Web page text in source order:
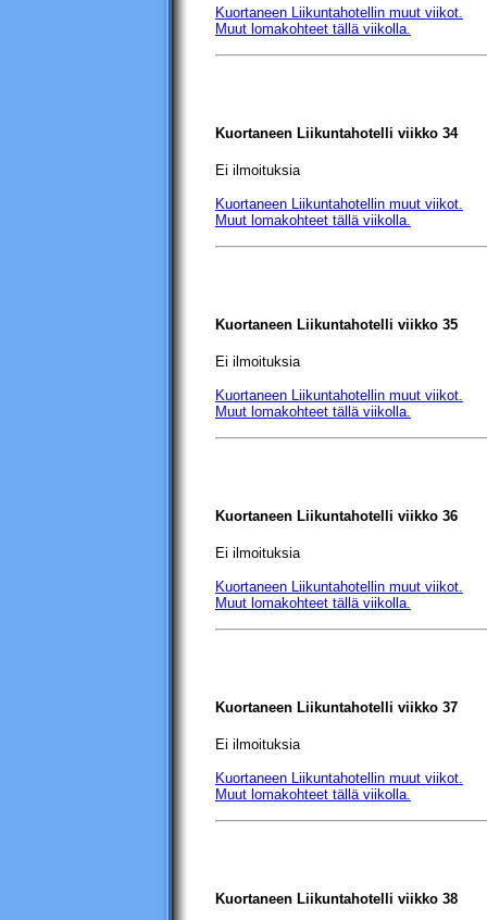
Kuortaneen Liikuntahotellin muut viikot.
Muut lomakohteet tällä viikolla.
Kuortaneen Liikuntahotelli viikko 34
Ei ilmoituksia
Kuortaneen Liikuntahotellin muut viikot.
Muut lomakohteet tällä viikolla.
Kuortaneen Liikuntahotelli viikko 35
Ei ilmoituksia
Kuortaneen Liikuntahotellin muut viikot.
Muut lomakohteet tällä viikolla.
Kuortaneen Liikuntahotelli viikko 36
Ei ilmoituksia
Kuortaneen Liikuntahotellin muut viikot.
Muut lomakohteet tällä viikolla.
Kuortaneen Liikuntahotelli viikko 37
Ei ilmoituksia
Kuortaneen Liikuntahotellin muut viikot.
Muut lomakohteet tällä viikolla.
Kuortaneen Liikuntahotelli viikko 38